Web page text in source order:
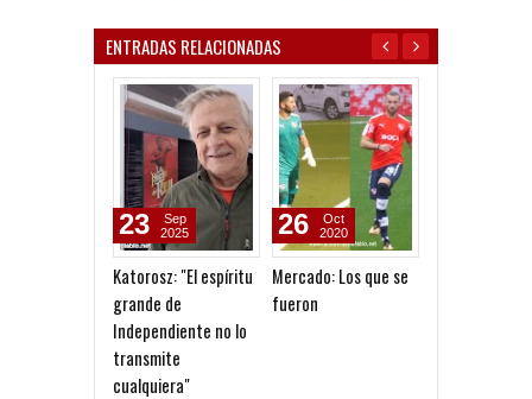
ENTRADAS RELACIONADAS
Katorosz: "El espíritu
grande de
Independiente no lo
transmite
cualquiera"
23
Sep
2025
Mercado: Los que se
fueron
26
Oct
2020